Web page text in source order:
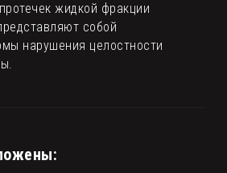
жидкой фракции
собой
нарушения целостности